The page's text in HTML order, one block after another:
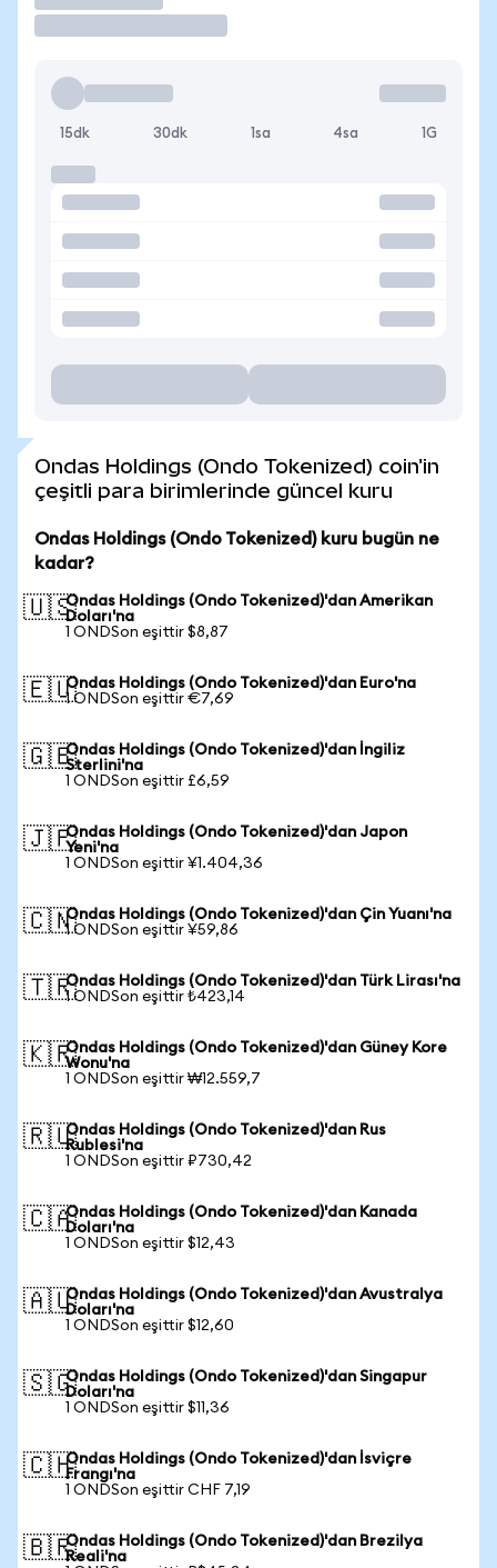
15dk 30dk 1sa 4sa 1G
Ondas Holdings (Ondo Tokenized) coin'in
çeşitli para birimlerinde güncel kuru
Ondas Holdings (Ondo Tokenized) kuru bugün ne
kadar?
🇺🇸Ondas Holdings (Ondo Tokenized)'dan Amerikan
Doları'na
1 ONDSon eşittir $8,87
🇪🇺Ondas Holdings (Ondo Tokenized)'dan Euro'na
1 ONDSon eşittir €7,69
🇬🇧Ondas Holdings (Ondo Tokenized)'dan İngiliz
Sterlini'na
1 ONDSon eşittir £6,59
🇯🇵Ondas Holdings (Ondo Tokenized)'dan Japon
Yeni'na
1 ONDSon eşittir ¥1.404,36
🇨🇳Ondas Holdings (Ondo Tokenized)'dan Çin Yuanı'na
1 ONDSon eşittir ¥59,86
🇹🇷Ondas Holdings (Ondo Tokenized)'dan Türk Lirası'na
1 ONDSon eşittir ₺423,14
🇰🇷Ondas Holdings (Ondo Tokenized)'dan Güney Kore
Wonu'na
1 ONDSon eşittir ₩12.559,7
🇷🇺Ondas Holdings (Ondo Tokenized)'dan Rus
Rublesi'na
1 ONDSon eşittir ₽730,42
🇨🇦Ondas Holdings (Ondo Tokenized)'dan Kanada
Doları'na
1 ONDSon eşittir $12,43
🇦🇺Ondas Holdings (Ondo Tokenized)'dan Avustralya
Doları'na
1 ONDSon eşittir $12,60
🇸🇬Ondas Holdings (Ondo Tokenized)'dan Singapur
Doları'na
1 ONDSon eşittir $11,36
🇨🇭Ondas Holdings (Ondo Tokenized)'dan İsviçre
Frangı'na
1 ONDSon eşittir CHF 7,19
🇧🇷Ondas Holdings (Ondo Tokenized)'dan Brezilya
Reali'na